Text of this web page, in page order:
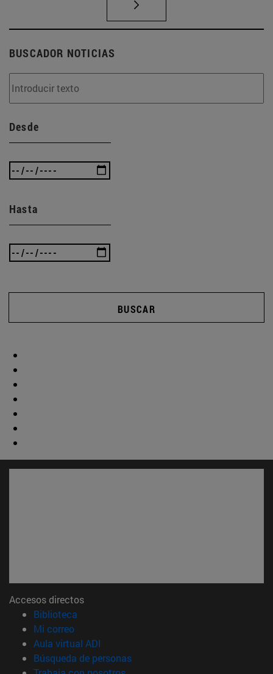
BUSCADOR NOTICIAS
Desde
Hasta
BUSCAR
Accesos directos
Biblioteca
Mi correo(abre en nueva ventana)
Aula virtual ADI
Búsqueda de personas(abre en nueva ventana)